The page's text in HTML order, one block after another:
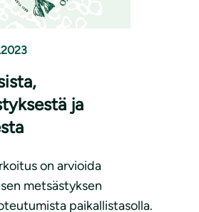
ja
on arvioida
metsästyksen
paikallistasolla.